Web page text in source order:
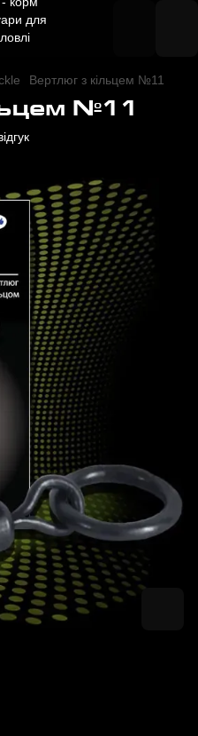
Вертлюг з кільцем №11
№11